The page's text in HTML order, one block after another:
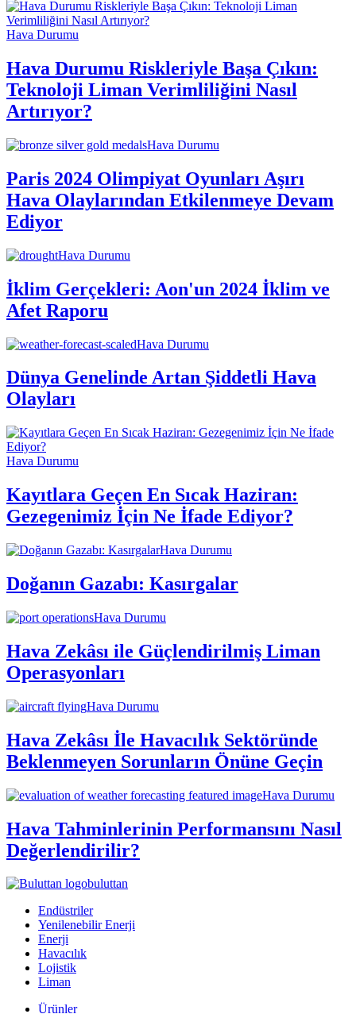
Hava Durumu
Hava Durumu Riskleriyle Başa Çıkın:
Teknoloji Liman Verimliliğini Nasıl
Artırıyor?
Hava Durumu
Paris 2024 Olimpiyat Oyunları Aşırı
Hava Olaylarından Etkilenmeye Devam
Ediyor
Hava Durumu
İklim Gerçekleri: Aon'un 2024 İklim ve
Afet Raporu
Hava Durumu
Dünya Genelinde Artan Şiddetli Hava
Olayları
Hava Durumu
Kayıtlara Geçen En Sıcak Haziran:
Gezegenimiz İçin Ne İfade Ediyor?
Hava Durumu
Doğanın Gazabı: Kasırgalar
Hava Durumu
Hava Zekâsı ile Güçlendirilmiş Liman
Operasyonları
Hava Durumu
Hava Zekâsı İle Havacılık Sektöründe
Beklenmeyen Sorunların Önüne Geçin
Hava Durumu
Hava Tahminlerinin Performansını Nasıl
Değerlendirilir?
buluttan
Endüstriler
Yenilenebilir Enerji
Enerji
Havacılık
Lojistik
Liman
Ürünler